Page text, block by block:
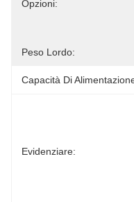
Opzioni:
Peso Lordo:
Capacità Di
Evidenziare: